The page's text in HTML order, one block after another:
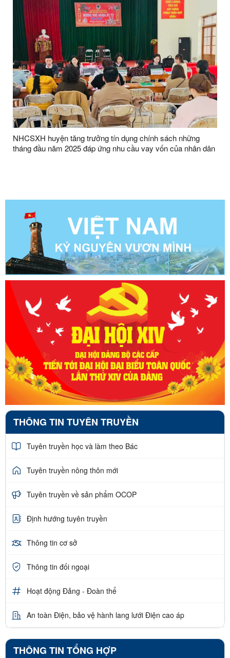
NHCSXH huyện tăng trưởng tín dụng chính sách những
tháng đầu năm 2025 đáp ứng nhu cầu vay vốn của nhân dân
THÔNG TIN TUYÊN TRUYỀN
Tuyên truyền học và làm theo Bác
Tuyên truyền nông thôn mới
Tuyên truyền về sản phẩm OCOP
Định hướng tuyên truyền
Thông tin cơ sở
Thông tin đối ngoại
Hoạt động Đảng - Đoàn thể
An toàn Điện, bảo vệ hành lang lưới Điện cao áp
THÔNG TIN TỔNG HỢP